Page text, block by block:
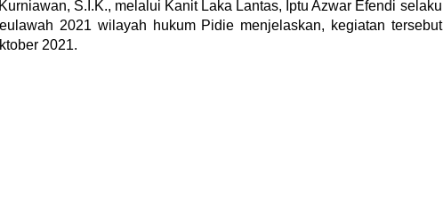
S.I.K., melalui Kanit Laka Lantas, Iptu Azwar Efendi selaku
2021 wilayah hukum Pidie menjelaskan, kegiatan tersebut
2021.